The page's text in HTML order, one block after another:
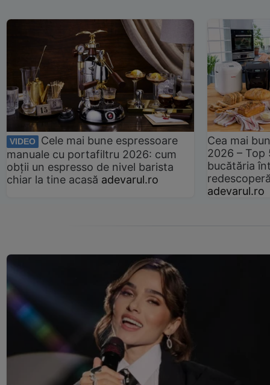
VIDEO
Cele mai bune espressoare
manuale cu portafiltru 2026: cum
obții un espresso de nivel barista
chiar la tine acasă adevarul.ro
Cea mai
2026 –
bucătăria
adevarul.ro